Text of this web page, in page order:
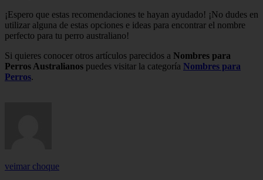
¡Espero que estas recomendaciones te hayan ayudado! ¡No dudes en
utilizar alguna de estas opciones e ideas para encontrar el nombre
perfecto para tu perro australiano!
Si quieres conocer otros artículos parecidos a Nombres para
Perros Australianos puedes visitar la categoría Nombres para
Perros.
veimar choque